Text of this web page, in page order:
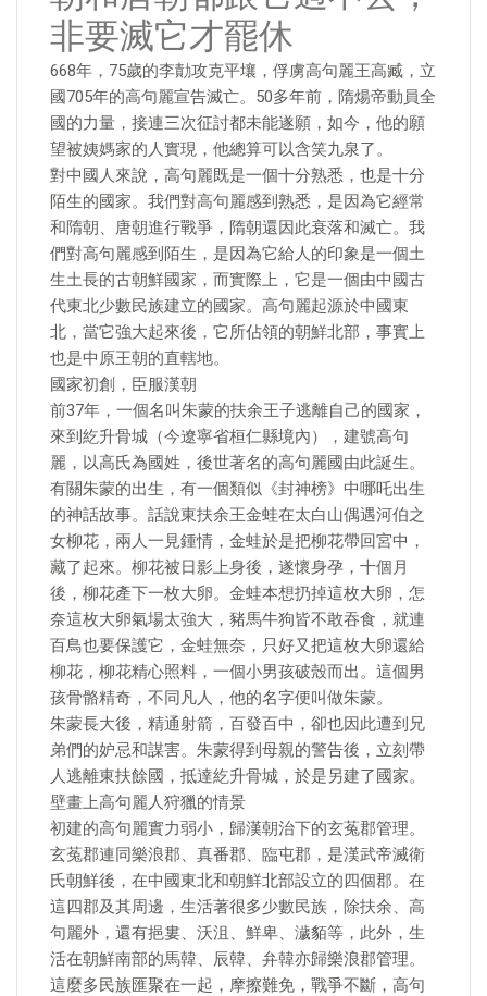
非要滅它才罷休
668年，75歲的李勣攻克平壤，俘虜高句麗王高臧，立
國705年的高句麗宣告滅亡。50多年前，隋煬帝動員全
國的力量，接連三次征討都未能遂願，如今，他的願
望被姨媽家的人實現，他總算可以含笑九泉了。
對中國人來說，高句麗既是一個十分熟悉，也是十分
陌生的國家。我們對高句麗感到熟悉，是因為它經常
和隋朝、唐朝進行戰爭，隋朝還因此衰落和滅亡。我
們對高句麗感到陌生，是因為它給人的印象是一個土
生土長的古朝鮮國家，而實際上，它是一個由中國古
代東北少數民族建立的國家。高句麗起源於中國東
北，當它強大起來後，它所佔領的朝鮮北部，事實上
也是中原王朝的直轄地。
國家初創，臣服漢朝
前37年，一個名叫朱蒙的扶余王子逃離自己的國家，
來到紇升骨城（今遼寧省桓仁縣境內），建號高句
麗，以高氏為國姓，後世著名的高句麗國由此誕生。
有關朱蒙的出生，有一個類似《封神榜》中哪吒出生
的神話故事。話說東扶余王金蛙在太白山偶遇河伯之
女柳花，兩人一見鍾情，金蛙於是把柳花帶回宮中，
藏了起來。柳花被日影上身後，遂懷身孕，十個月
後，柳花產下一枚大卵。金蛙本想扔掉這枚大卵，怎
奈這枚大卵氣場太強大，豬馬牛狗皆不敢吞食，就連
百鳥也要保護它，金蛙無奈，只好又把這枚大卵還給
柳花，柳花精心照料，一個小男孩破殼而出。這個男
孩骨骼精奇，不同凡人，他的名字便叫做朱蒙。
朱蒙長大後，精通射箭，百發百中，卻也因此遭到兄
弟們的妒忌和謀害。朱蒙得到母親的警告後，立刻帶
人逃離東扶餘國，抵達紇升骨城，於是另建了國家。
壁畫上高句麗人狩獵的情景
初建的高句麗實力弱小，歸漢朝治下的玄菟郡管理。
玄菟郡連同樂浪郡、真番郡、臨屯郡，是漢武帝滅衛
氏朝鮮後，在中國東北和朝鮮北部設立的四個郡。在
這四郡及其周邊，生活著很多少數民族，除扶余、高
句麗外，還有挹婁、沃沮、鮮卑、濊貊等，此外，生
活在朝鮮南部的馬韓、辰韓、弁韓亦歸樂浪郡管理。
這麼多民族匯聚在一起，摩擦難免，戰爭不斷，高句